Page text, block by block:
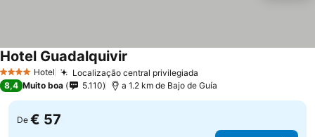
4 EstrelasHotel Localização central privilegiada
Hotel Guadalquivir
8,4 Muito boa 5.110 a 1.2 km de Bajo de Guía
De € 57